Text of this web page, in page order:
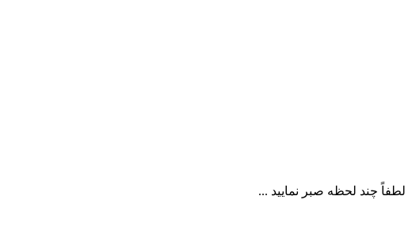
لطفاً چند لحظه صبر نمایید ...